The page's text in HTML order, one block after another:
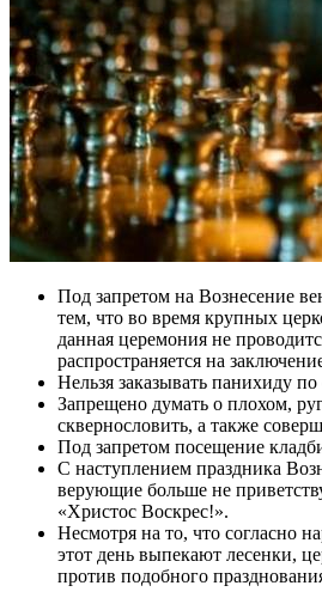
Под запретом на Вознесение
тем, что во время крупных
данная церемония не
распространяется на
Нельзя заказывать панихиду
Запрещено думать о плохом,
сквернословить, а также
Под запретом посещение
С наступлением праздника
верующие больше не
«Христос Воскрес!».
Несмотря на то, что согласно
этот день выпекают лесенки,
против подобного